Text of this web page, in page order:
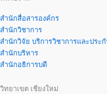
สำนักสื่อสารองค์กร
สำนักวิชาการ
สำนักวิจัย บริการวิชาการและปร
สำนักบริหาร
สำนักอธิการบดี
วิทยาเขต เชียงใหม่